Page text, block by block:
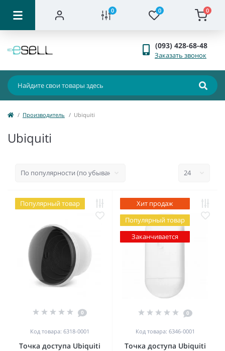
0 0 0
(093) 428-68-48
Заказать звонок
Производитель Ubiquiti
Ubiquiti
Популярный товар
0
Код товара: 6318-0001
Точка доступа Ubiquiti
Хит продаж
Популярный товар
Заканчивается
0
Код товара: 6346-0001
Точка доступа Ubiquiti